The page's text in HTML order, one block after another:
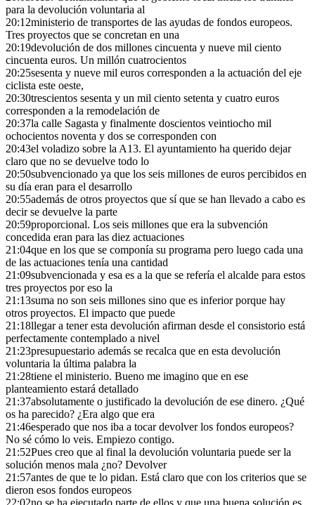
para la devolución voluntaria al
20:12ministerio de transportes de las ayudas de fondos europeos.
Tres proyectos que se concretan en una
20:19devolución de dos millones cincuenta y nueve mil ciento
cincuenta euros. Un millón cuatrocientos
20:25sesenta y nueve mil euros corresponden a la actuación del eje
ciclista este oeste,
20:30trescientos sesenta y un mil ciento setenta y cuatro euros
corresponden a la remodelación de
20:37la calle Sagasta y finalmente doscientos veintiocho mil
ochocientos noventa y dos se corresponden con
20:43el voladizo sobre la A13. El ayuntamiento ha querido dejar
claro que no se devuelve todo lo
20:50subvencionado ya que los seis millones de euros percibidos en
su día eran para el desarrollo
20:55además de otros proyectos que sí que se han llevado a cabo es
decir se devuelve la parte
20:59proporcional. Los seis millones que era la subvención
concedida eran para las diez actuaciones
21:04que en los que se componía su programa pero luego cada una
de las actuaciones tenía una cantidad
21:09subvencionada y esa es a la que se refería el alcalde para estos
tres proyectos por eso la
21:13suma no son seis millones sino que es inferior porque hay
otros proyectos. El impacto que puede
21:18llegar a tener esta devolución afirman desde el consistorio está
perfectamente contemplado a nivel
21:23presupuestario además se recalca que en esta devolución
voluntaria la última palabra la
21:28tiene el ministerio. Bueno me imagino que en ese
planteamiento estará detallado
21:37absolutamente o justificado la devolución de ese dinero. ¿Qué
os ha parecido? ¿Era algo que era
21:46esperado que nos iba a tocar devolver los fondos europeos?
No sé cómo lo veis. Empiezo contigo.
21:52Pues creo que al final la devolución voluntaria puede ser la
solución menos mala ¿no? Devolver
21:57antes de que te lo pidan. Está claro que con los criterios que se
dieron esos fondos europeos